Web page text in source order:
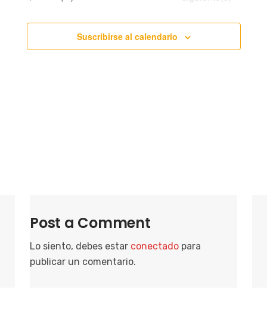
c
Suscribirse al calendario
Post a Comment
Lo siento, debes estar conectado para
publicar un comentario.